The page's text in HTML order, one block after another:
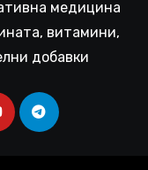
медицина
витамини,
добавки